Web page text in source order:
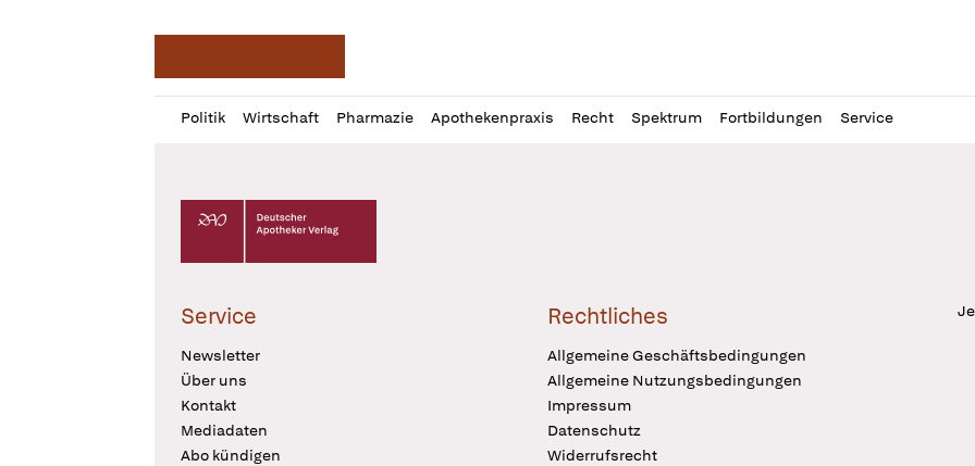
Politik Wirtschaft Pharmazie Apothekenpraxis Recht Spektrum Fortbildungen Service
Profil
öffnen
Daz
Pur
Deutscher Apotheker Verlag Logo
Service
Newsletter
Über uns
Kontakt
Mediadaten
Abo kündigen
Rechtliches
Allgemeine Geschäftsbedingungen
Allgemeine Nutzungsbedingungen
Impressum
Datenschutz
Widerrufsrecht